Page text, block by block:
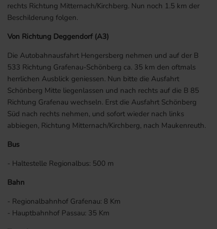
rechts Richtung Mitternach/Kirchberg. Nun noch 1.5 km der
Beschilderung folgen.
Von Richtung Deggendorf (A3)
Die Autobahnausfahrt Hengersberg nehmen und auf der B
533 Richtung Grafenau-Schönberg ca. 35 km den oftmals
herrlichen Ausblick geniessen. Nun bitte die Ausfahrt
Schönberg Mitte liegenlassen und nach rechts auf die B 85
Richtung Grafenau wechseln. Erst die Ausfahrt Schönberg
Süd nach rechts nehmen, und sofort wieder nach links
abbiegen, Richtung Mitternach/Kirchberg, nach Maukenreuth.
Bus
- Haltestelle Regionalbus: 500 m
Bahn
- Regionalbahnhof Grafenau: 8 Km
- Hauptbahnhof Passau: 35 Km